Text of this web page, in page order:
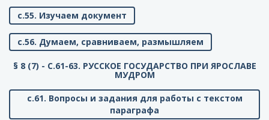
с.55. Изучаем документ
с.56. Думаем, сравниваем, размышляем
§ 8 (7) - C.61-63. РУССКОЕ ГОСУДАРСТВО ПРИ ЯРОСЛАВЕ
МУДРОМ
с.61. Вопросы и задания для работы с текстом
параграфа